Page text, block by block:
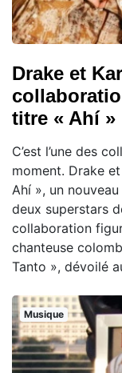
Drake et
titre « Ahí »
C’est l’une des
moment. Drake
Ahí », un
deux superstars
collaboration
chanteuse
Tanto », dévoilé
Musique